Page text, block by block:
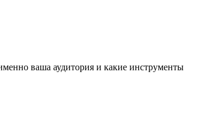
ваша аудитория и какие инструменты